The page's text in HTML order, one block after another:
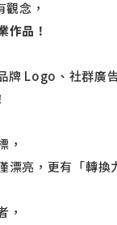
觀念，
作品！
牌 Logo、社群廣
，
漂亮，更有「轉換
，